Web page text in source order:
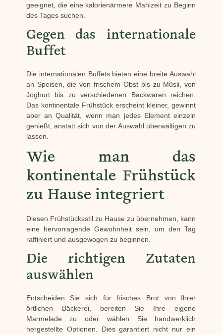
geeignet, die eine kalorienärmere Mahlzeit zu Beginn
des Tages suchen.
Gegen das internationale
Buffet
Die internationalen Buffets bieten eine breite Auswahl
an Speisen, die von frischem Obst bis zu Müsli, von
Joghurt bis zu verschiedenen Backwaren reichen.
Das kontinentale Frühstück erscheint kleiner, gewinnt
aber an Qualität, wenn man jedes Element einzeln
genießt, anstatt sich von der Auswahl überwältigen zu
lassen.
Wie man das
kontinentale Frühstück
zu Hause integriert
Diesen Frühstücksstil zu Hause zu übernehmen, kann
eine hervorragende Gewohnheit sein, um den Tag
raffiniert und ausgewogen zu beginnen.
Die richtigen Zutaten
auswählen
Entscheiden Sie sich für frisches Brot von Ihrer
örtlichen Bäckerei, bereiten Sie Ihre eigene
Marmelade zu oder wählen Sie handwerklich
hergestellte Optionen. Dies garantiert nicht nur ein